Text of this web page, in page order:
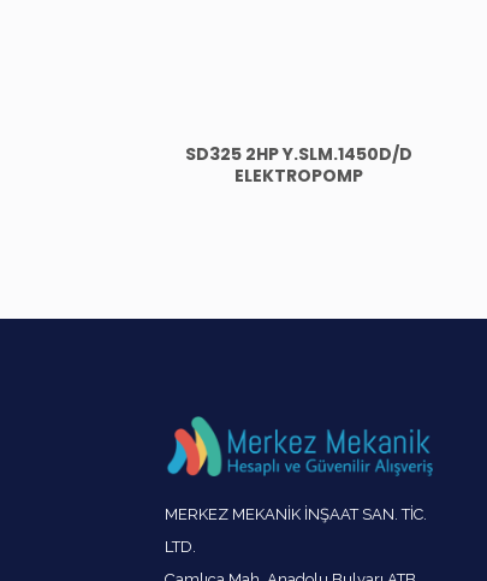
SD325 2HP Y.SLM.1450D/D
ELEKTROPOMP
MERKEZ MEKANİK İNŞAAT SAN. TİC.
LTD.